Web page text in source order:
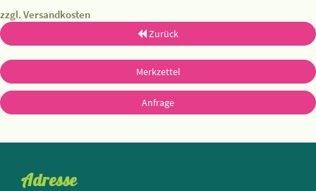
zzgl. Versandkosten
Zurück
Merkzettel
Anfrage
Adresse